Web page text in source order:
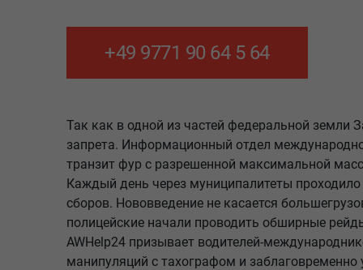
+49 9771 90 64 5 64
Так как в одной из частей федеральной земли
запрета. Информационный отдел
транзит фур с разрешенной максимальной
Каждый день через муниципалитеты
сборов. Нововведение не касается
полицейские начали проводить обширные
AWHelp24 призывает водителей-
манипуляций с тахографом и